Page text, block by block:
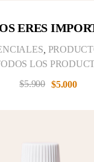
ERES
$5.000
$5.900
LOS